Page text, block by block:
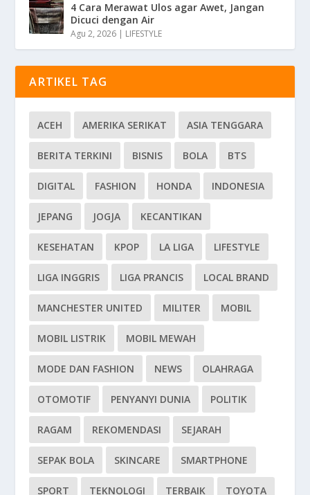
4 Cara Merawat Ulos agar Awet, Jangan
Dicuci dengan Air
Agu 2, 2026 | LIFESTYLE
ARTIKEL TAG
ACEH AMERIKA SERIKAT ASIA TENGGARA
BERITA TERKINI BISNIS BOLA BTS
DIGITAL FASHION HONDA INDONESIA
JEPANG JOGJA KECANTIKAN
KESEHATAN KPOP LA LIGA LIFESTYLE
LIGA INGGRIS LIGA PRANCIS LOCAL BRAND
MANCHESTER UNITED MILITER MOBIL
MOBIL LISTRIK MOBIL MEWAH
MODE DAN FASHION NEWS OLAHRAGA
OTOMOTIF PENYANYI DUNIA POLITIK
RAGAM REKOMENDASI SEJARAH
SEPAK BOLA SKINCARE SMARTPHONE
SPORT TEKNOLOGI TERBAIK TOYOTA